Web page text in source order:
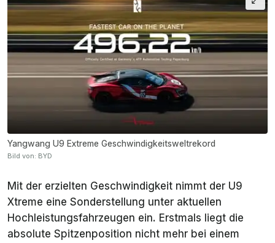
Yangwang U9 Extreme Geschwindigkeitsweltrekord
Bild von: BYD
Mit der erzielten Geschwindigkeit nimmt der U9
Xtreme eine Sonderstellung unter aktuellen
Hochleistungsfahrzeugen ein. Erstmals liegt die
absolute Spitzenposition nicht mehr bei einem